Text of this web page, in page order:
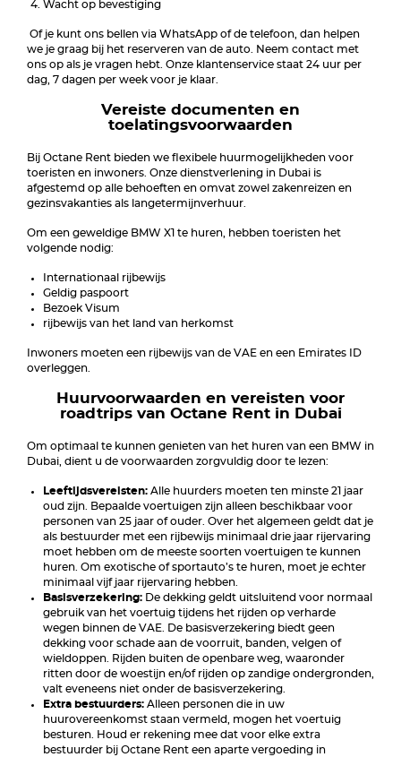
Wacht op bevestiging
Of je kunt ons bellen via WhatsApp of de telefoon, dan helpen
we je graag bij het reserveren van de auto. Neem contact met
ons op als je vragen hebt. Onze klantenservice staat 24 uur per
dag, 7 dagen per week voor je klaar.
Vereiste documenten en
toelatingsvoorwaarden
Bij Octane Rent bieden we flexibele huurmogelijkheden voor
toeristen en inwoners. Onze dienstverlening in Dubai is
afgestemd op alle behoeften en omvat zowel zakenreizen en
gezinsvakanties als langetermijnverhuur.
Om een geweldige BMW X1 te huren, hebben toeristen het
volgende nodig:
Internationaal rijbewijs
Geldig paspoort
Bezoek Visum
rijbewijs van het land van herkomst
Inwoners moeten een rijbewijs van de VAE en een Emirates ID
overleggen.
Huurvoorwaarden en vereisten voor
roadtrips van Octane Rent in Dubai
Om optimaal te kunnen genieten van het huren van een BMW in
Dubai, dient u de voorwaarden zorgvuldig door te lezen:
Leeftijdsvereisten: Alle huurders moeten ten minste 21 jaar
oud zijn. Bepaalde voertuigen zijn alleen beschikbaar voor
personen van 25 jaar of ouder. Over het algemeen geldt dat je
als bestuurder met een rijbewijs minimaal drie jaar rijervaring
moet hebben om de meeste soorten voertuigen te kunnen
huren. Om exotische of sportauto’s te huren, moet je echter
minimaal vijf jaar rijervaring hebben.
Basisverzekering: De dekking geldt uitsluitend voor normaal
gebruik van het voertuig tijdens het rijden op verharde
wegen binnen de VAE. De basisverzekering biedt geen
dekking voor schade aan de voorruit, banden, velgen of
wieldoppen. Rijden buiten de openbare weg, waaronder
ritten door de woestijn en/of rijden op zandige ondergronden,
valt eveneens niet onder de basisverzekering.
Extra bestuurders: Alleen personen die in uw
huurovereenkomst staan vermeld, mogen het voertuig
besturen. Houd er rekening mee dat voor elke extra
bestuurder bij Octane Rent een aparte vergoeding in